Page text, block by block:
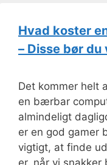
Hvad koster
– Disse bør
Det kommer helt
en bærbar
almindeligt
er en god gamer
vigtigt, at finde
er, når vi